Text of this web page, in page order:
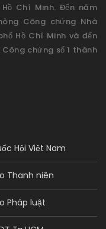
Chí Minh. Đến năm
Công chứng Nhà
Hồ Chí Minh và đến
chứng số 1 thành
Hội Việt Nam
Thanh niên
Pháp luật